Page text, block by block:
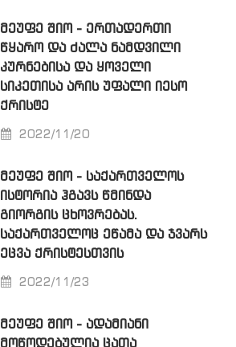
ᲛᲔᲣᲤᲔ ᲨᲘᲝ - ᲔᲠᲗᲐᲓᲔᲠᲗᲘ
ᲬᲧᲐᲠᲝ ᲓᲐ ᲫᲐᲚᲐ ᲜᲐᲛᲓᲕᲘᲚᲘ
ᲙᲣᲠᲜᲔᲑᲘᲡᲐ ᲓᲐ ᲧᲝᲕᲔᲚᲘ
ᲡᲘᲙᲔᲗᲘᲡᲐ ᲐᲠᲘᲡ ᲣᲤᲐᲚᲘ ᲘᲔᲡᲝ
ᲥᲠᲘᲡᲢᲔ
2022/11/20
ᲛᲔᲣᲤᲔ ᲨᲘᲝ - ᲡᲐᲥᲐᲠᲗᲕᲔᲚᲝᲡ
ᲘᲡᲢᲝᲠᲘᲐ ᲰᲒᲐᲕᲡ ᲬᲛᲘᲜᲓᲐ
ᲒᲘᲝᲠᲒᲘᲡ ᲪᲮᲝᲕᲠᲔᲑᲐᲡ.
ᲡᲐᲥᲐᲠᲗᲕᲔᲚᲝᲪ ᲔᲬᲐᲛᲐ ᲓᲐ ᲯᲕᲐᲠᲡ
ᲔᲪᲕᲐ ᲥᲠᲘᲡᲢᲔᲡᲗᲕᲘᲡ
2022/11/23
ᲛᲔᲣᲤᲔ ᲨᲘᲝ - ᲐᲓᲐᲛᲘᲐᲜᲘ
ᲛᲝᲬᲝᲓᲔᲑᲣᲚᲘᲐ ᲪᲐᲗᲐ